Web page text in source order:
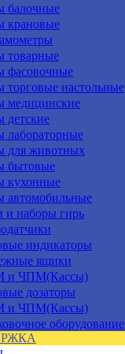
балочные
крановые
товарные
фасовочные
торговые настольные
медицинские
детские
лабораторные
для животных
бытовые
кухонные
автомобильные
и наборы гирь
индикаторы
ящики
и ЧПМ(Кассы)
дозаторы
и ЧПМ(Кассы)
оборудование